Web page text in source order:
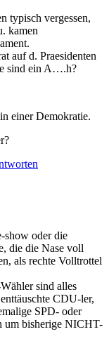
typisch vergessen,
kamen
auf d. Praesidenten
sind ein A….h?
einer Demokratie.
show oder die
die die Nase voll
als rechte Volltrottel
sind alles
CDU-ler,
SPD- oder
um bisherige NICHT-